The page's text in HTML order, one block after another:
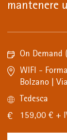
mantenere
On Demand
WIFI -
Bolzano |
Tedesca
159,00 € +